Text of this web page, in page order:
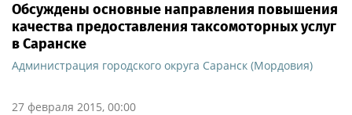
Обсуждены основные направления повышения
качества предоставления таксомоторных услуг
в Саранске
Администрация городского округа Саранск (Мордовия)
27 февраля 2015, 00:00